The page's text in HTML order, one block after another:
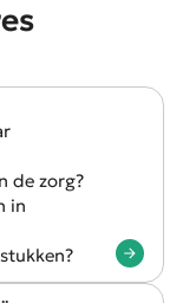
de zorg?
in